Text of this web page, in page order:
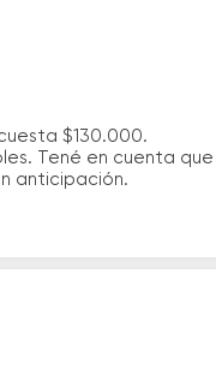
$130.000.
Tené en cuenta que
anticipación.